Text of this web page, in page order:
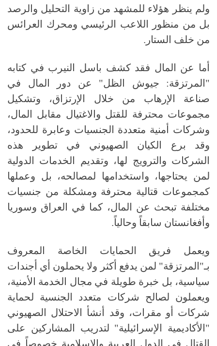
ولم ينظر هؤلاء للمشهد من زاوية التحليل والرصد
بل من منظور اللاعب الرئيسي ومحرك العرائس
من خلف الستار.
أما عن المال فقد كشف باسل النيرب في كتابه
"المرتزقة: جيوش الظل" عن دور المال في
صناعة الإرهاب من خلال الإرتزاق، وتشكيل
مجموعات محترفة للقتل والاغتيال مقابل المال،
وشركات أمنية متعددة الجنسيات وعابرة للحدود،
وقد برع الكيان الصهيوني في تطوير هذه
الشركات والترويج لها، وتقديم الخدمات الدولية
لمن يحتاجها، واستخدامها لمصالحه، بل وعملها
كمجموعات قتالية محترفة ومشكلة من جنسيات
مختلفة تبحث عن المال، كما في العراق وسوريا
وأفغانستان سابقاً وحالياً.
ويعمل فريق الحمايات الخاصة المعروف
بـ"المرتزقة" لمن يدفع أكثر ولا يحملون أي أجندات
سياسية، بل خبرة طويلة في مجال الخدمة الأمنية،
ويعملون لصالح شركات متعدد الجنسية لحماية
شركات أو مقرات، وقد أنشأ الاحتلال الصهيوني
"الأكاديمية الإسرائيلية" لتدريب المشاركين على
القتال في الدول العربية والاسلامية خصوصاً في